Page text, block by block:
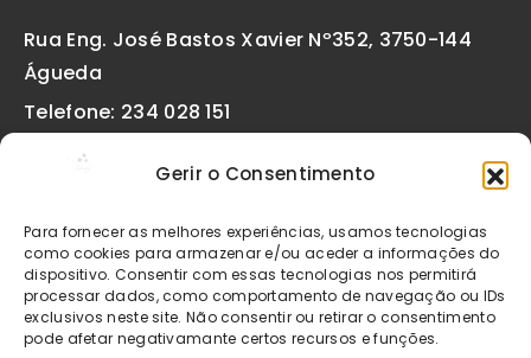
Gerir o Consentimento
Para fornecer as melhores experiências, usamos tecnologias
como cookies para armazenar e/ou aceder a informações do
dispositivo. Consentir com essas tecnologias nos permitirá
processar dados, como comportamento de navegação ou IDs
exclusivos neste site. Não consentir ou retirar o consentimento
pode afetar negativamante certos recursos e funções.
Rua Eng. José Bastos Xavier Nº352, 3750-144
Águeda
Telefone: 234 028 151
geral@etiquetas-online.pt
Os preços indicados incluem IVA à taxa legal em vigor. Todos
os artigos apresentados no site encontram-se sujeitos à
disponibilidade de stock após confirmação da encomenda. As